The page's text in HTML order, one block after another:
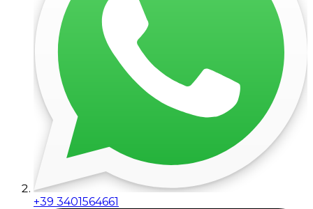
+39 3401564661